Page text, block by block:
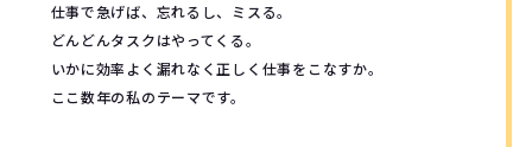
仕事で急げば、忘れるし、ミスる。
どんどんタスクはやってくる。
いかに効率よく漏れなく正しく仕事をこなすか。
ここ数年の私のテーマです。